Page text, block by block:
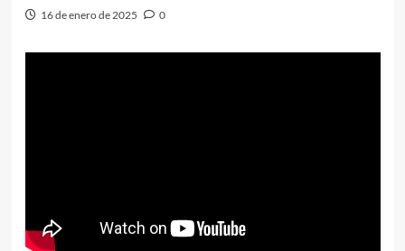
16 de enero de 2025 0